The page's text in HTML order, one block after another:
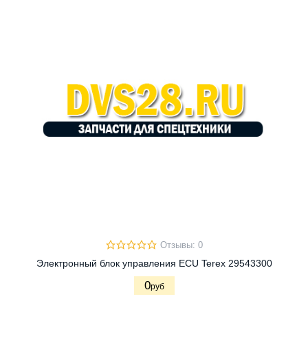
Отзывы: 0
Электронный блок управления ECU Terex 29543300
0руб